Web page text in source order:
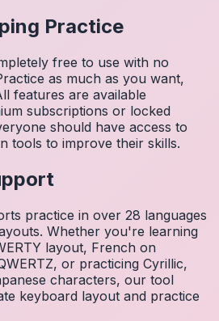
Practice
free to use with no
as much as you want,
features are available
subscriptions or locked
should have access to
tools to improve their skills.
practice in over 28 languages
Whether you're learning
layout, French on
or practicing Cyrillic,
characters, our tool
keyboard layout and practice